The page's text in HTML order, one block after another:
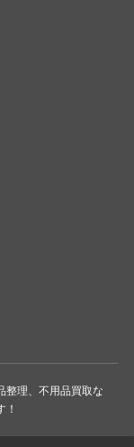
整理、不用品買取な
！